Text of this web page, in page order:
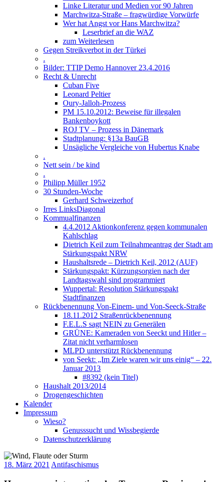
Linke Literatur und Medien vor 90 Jahren
Marchwitza-Straße – fragwürdige Vorwürfe
Wer hat Angst vor Hans Marchwitza?
Leserbrief an die WAZ
zum Weiterlesen
Gegen Streikverbot in der Türkei
.
Bilder: TTIP Demo Hannover 23.4.2016
Recht & Unrecht
Cuban Five
Leonard Peltier
Oury-Jalloh-Prozess
PM 15.10.2012: Beweise für illegalen
Bankenboykott
ROJ TV – Prozess in Dänemark
Stadtplanung: §13a BauGB
Unsägliche Vergleiche von Hubertus Knabe
.
Nett sein / be kind
.
Philipp Müller 1952
30 Stunden-Woche
Gerhard Schweizerhof
Irres LinksDiagonal
Kommualfinanzen
4.4.2012 Aktionkonferenz gegen kommunalen
Kahlschlag
Dietrich Keil zum Teilnahmeantrag der Stadt am
Stärkungspakt NRW
Haushaltsrede – Dietrich Keil, 2012 (AUF)
Stärkungspakt: Kürzungsorgien nach der
Landtagswahl sind programmiert
Wuppertal: Resolution Stärkungspakt
Stadtfinanzen
Rückbenennung Von-Einem- und Von-Seeck-Straße
18.11.2012 Straßenrückbenennung
F.E.L.S sagt NEIN zu Generälen
GRÜNE: Kameraden von Seeckt und Hitler –
Zitat nicht verharmlosen
MLPD unterstützt Rückbenennung
von Seekt: „Im Ziele waren wir uns einig“ – 22.
Januar 2013
#8392 (kein Titel)
Haushalt 2013/2014
Drogengeschichten
Kalender
Impressum
Wieso?
Genusssucht und Wissbegierde
Datenschutzerklärung
18. März 2021 Antifaschismus